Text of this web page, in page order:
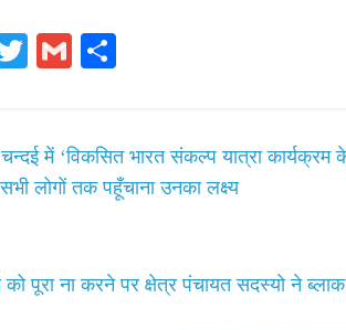
T
r
G
में ‘विकसित भारत संकल्प यात्रा
लोगों तक पहूँचाना उनका लक्ष्य
को पूरा ना करने पर क्षेत्र पंचायत सदस्यो ने